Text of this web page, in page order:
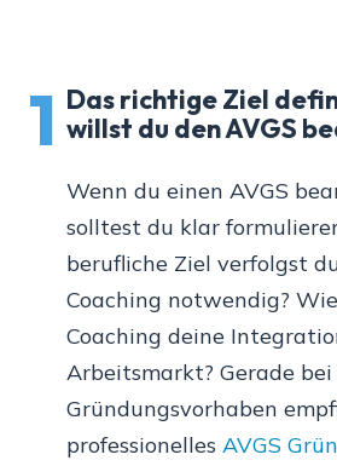
1 Das richtige Ziel
willst du den AVGS
Wenn du einen AVGS
solltest du klar
berufliche Ziel verfolgst
Coaching notwendig?
Coaching deine
Arbeitsmarkt? Gerade bei
Gründungsvorhaben
professionelles AVGS